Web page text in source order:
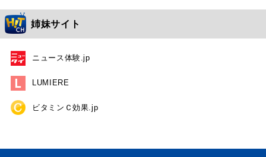
姉妹サイト
ニュース体験.jp
LUMIERE
ビタミンＣ効果.jp